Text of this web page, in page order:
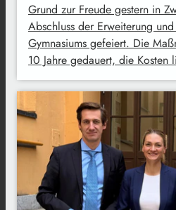
Grund zur Freude gestern in
Abschluss der Erweiterung
Gymnasiums gefeiert. Die
10 Jahre gedauert, die